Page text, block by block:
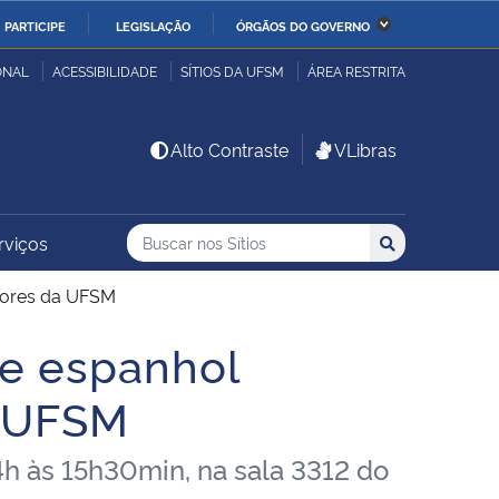
PARTICIPE LEGISLAÇÃO ÓRGÃOS DO GOVERNO
da Economia Ministério da Infraestrutura
Ministério da Ciência,
Tecnologia, Inovações e
da Mulher, da
e dos Direitos
ACESSIBILIDADE SÍTIOS DA UFSM ÁREA RESTRITA
Alto Contraste VLibras
Busca
Buscar no nos Sítios
Busca: Buscar
da UFSM
espanhol
às 15h30min, na sala 3312 do